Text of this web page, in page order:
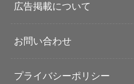
広告掲載について
お問い合わせ
プライバシーポリシー